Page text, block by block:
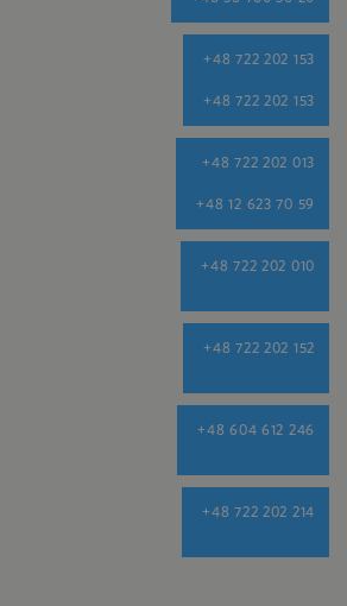
+48 722 202 153
+48 722 202 153
+48 722 202 013
+48 12 623 70 59
+48 722 202 010
+48 722 202 152
+48 604 612 246
+48 722 202 214